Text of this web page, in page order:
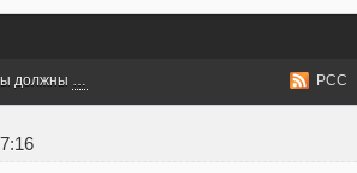
Чтобы отправить ответ, вы должны
войти РСС